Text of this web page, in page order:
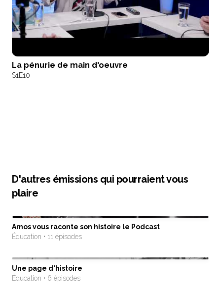
La pénurie de main d'oeuvre
S1E10
D'autres émissions qui pourraient vous
plaire
Amos vous raconte son histoire le Podcast
Éducation • 11 épisodes
Une page d'histoire
Éducation • 6 épisodes